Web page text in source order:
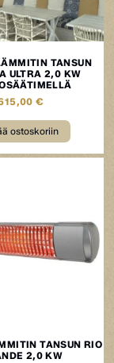
TANSUN
ULTRA 2,0 KW
€
ostoskoriin
TANSUN RIO
2,0 KW